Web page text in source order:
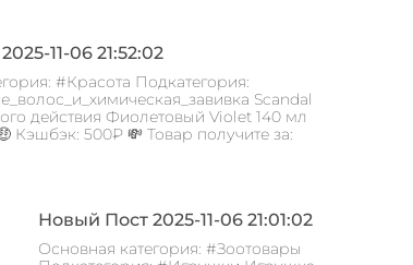
11-06 21:52:02
#Красота Подкатегория:
Scandal
действия Фиолетовый Violet 140 мл
Кэшбэк: 500₽ 💸 Товар получите за:
Новый Пост 2025-11-06 21:01:02
Основная категория: #Зоотовары